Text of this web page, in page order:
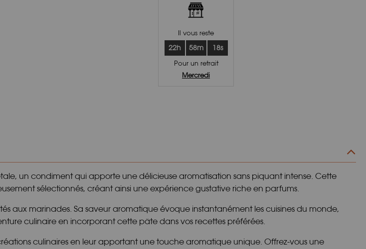
Il vous reste
22h 58m 17s
Pour un retrait
Mercredi
un condiment qui apporte une délicieuse aromatisation sans piquant intense. Cette
sélectionnés, créant ainsi une expérience gustative riche en parfums.
aux marinades. Sa saveur aromatique évoque instantanément les cuisines du monde,
culinaire en incorporant cette pâte dans vos recettes préférées.
culinaires en leur apportant une touche aromatique unique. Offrez-vous une